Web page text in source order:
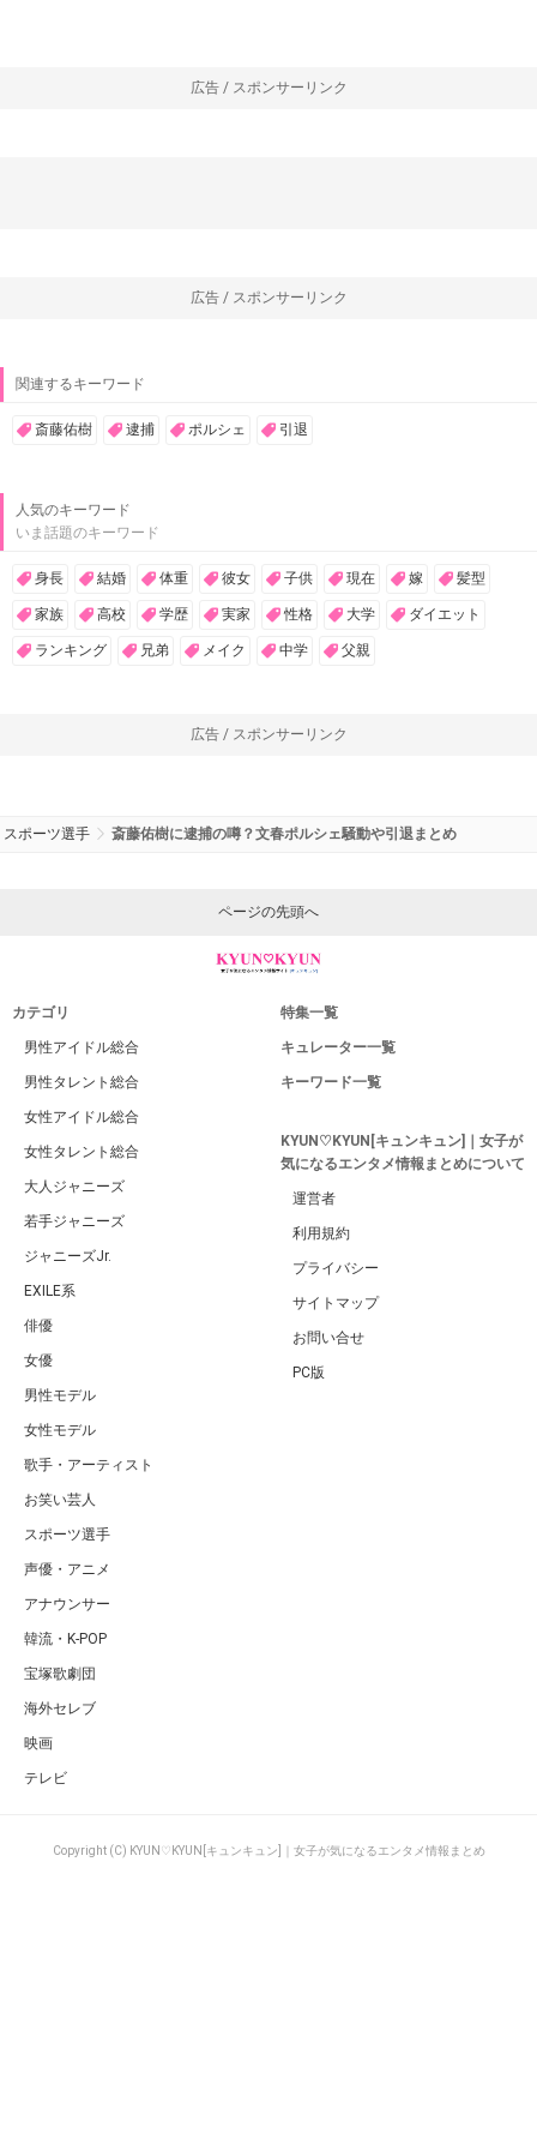
広告 / スポンサーリンク
広告 / スポンサーリンク
関連するキーワード
斎藤佑樹 逮捕 ポルシェ 引退
人気のキーワード
いま話題のキーワード
身長 結婚 体重 彼女 子供 現在 嫁 髪型
家族 高校 学歴 実家 性格 大学 ダイエット
ランキング 兄弟 メイク 中学 父親
広告 / スポンサーリンク
スポーツ選手 斎藤佑樹に逮捕の噂？文春ポルシェ騒動や引退まとめ
ページの先頭へ
カテゴリ
男性アイドル総合
男性タレント総合
女性アイドル総合
女性タレント総合
大人ジャニーズ
若手ジャニーズ
ジャニーズJr.
EXILE系
俳優
女優
男性モデル
女性モデル
歌手・アーティスト
お笑い芸人
スポーツ選手
声優・アニメ
アナウンサー
韓流・K-POP
宝塚歌劇団
海外セレブ
映画
テレビ
特集一覧
キュレーター一覧
キーワード一覧
KYUN♡KYUN[キュンキュン]｜女子が
気になるエンタメ情報まとめについて
運営者
利用規約
プライバシー
サイトマップ
お問い合せ
PC版
Copyright (C) KYUN♡KYUN[キュンキュン]｜女子が気になるエンタメ情報まとめ